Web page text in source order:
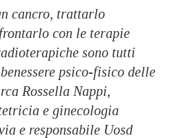
cancro, trattarlo
con le terapie
sono tutti
psico-fisico delle
Rossella Nappi,
e ginecologia
e responsabile Uosd